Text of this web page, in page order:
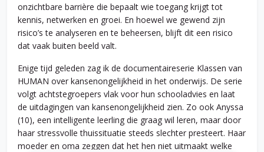
onzichtbare barrière die bepaalt wie toegang krijgt tot
kennis, netwerken en groei. En hoewel we gewend zijn
risico’s te analyseren en te beheersen, blijft dit een risico
dat vaak buiten beeld valt.
Enige tijd geleden zag ik de documentaireserie Klassen van
HUMAN over kansenongelijkheid in het onderwijs. De serie
volgt achtstegroepers vlak voor hun schooladvies en laat
de uitdagingen van kansenongelijkheid zien. Zo ook Anyssa
(10), een intelligente leerling die graag wil leren, maar door
haar stressvolle thuissituatie steeds slechter presteert. Haar
moeder en oma zeggen dat het hen niet uitmaakt welke